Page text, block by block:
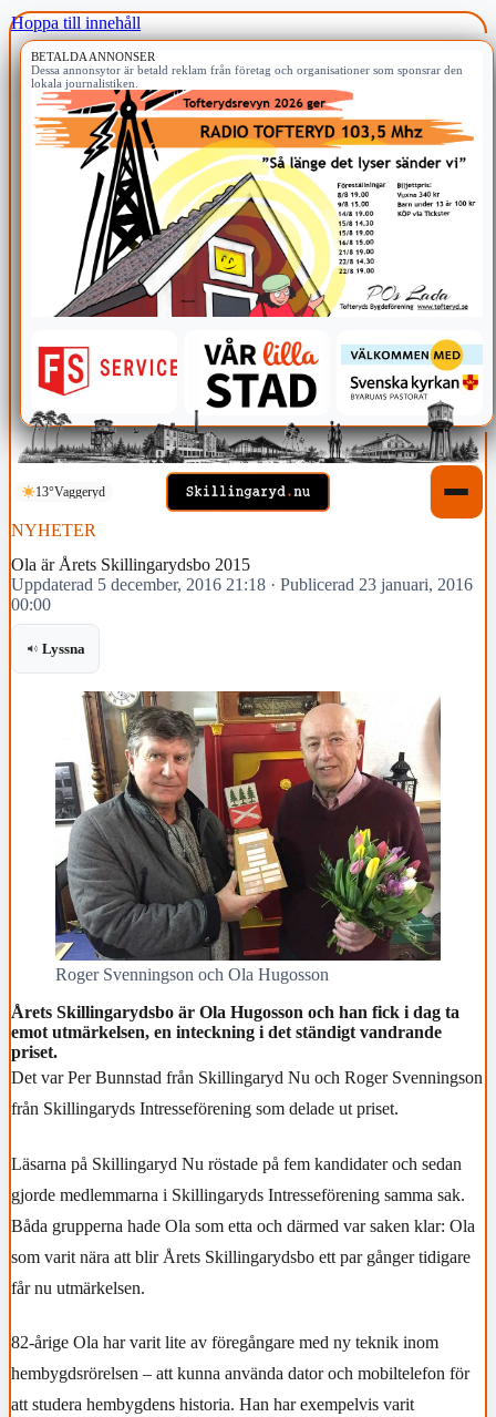
Hoppa till innehåll
BETALDA ANNONSER
Dessa annonsytor är betald reklam från företag och organisationer som sponsrar den
lokala journalistiken.
13°Vaggeryd
NYHETER
Ola är Årets Skillingarydsbo 2015
Uppdaterad 5 december, 2016 21:18 · Publicerad 23 januari, 2016
00:00
Lyssna
Roger Svenningson och Ola Hugosson
Årets Skillingarydsbo är Ola Hugosson och han fick i dag ta
emot utmärkelsen, en inteckning i det ständigt vandrande
priset.
Det var Per Bunnstad från Skillingaryd Nu och Roger Svenningson
från Skillingaryds Intresseförening som delade ut priset.
Läsarna på Skillingaryd Nu röstade på fem kandidater och sedan
gjorde medlemmarna i Skillingaryds Intresseförening samma sak.
Båda grupperna hade Ola som etta och därmed var saken klar: Ola
som varit nära att blir Årets Skillingarydsbo ett par gånger tidigare
får nu utmärkelsen.
82-årige Ola har varit lite av föregångare med ny teknik inom
hembygdsrörelsen – att kunna använda dator och mobiltelefon för
att studera hembygdens historia. Han har exempelvis varit